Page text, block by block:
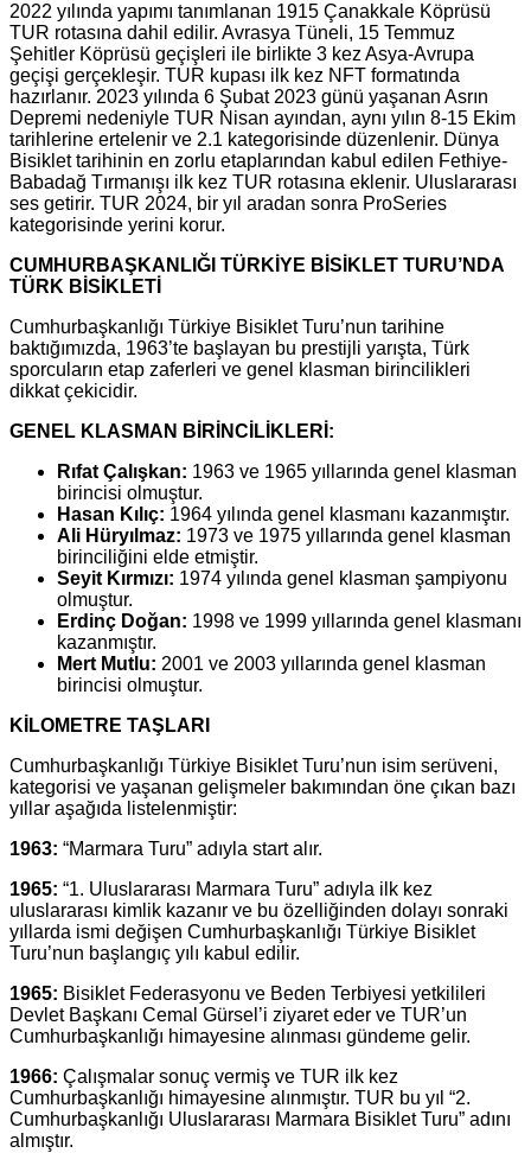
2022 yılında yapımı tanımlanan 1915 Çanakkale Köprüsü
TUR rotasına dahil edilir. Avrasya Tüneli, 15 Temmuz
Şehitler Köprüsü geçişleri ile birlikte 3 kez Asya-Avrupa
geçişi gerçekleşir. TUR kupası ilk kez NFT formatında
hazırlanır. 2023 yılında 6 Şubat 2023 günü yaşanan Asrın
Depremi nedeniyle TUR Nisan ayından, aynı yılın 8-15 Ekim
tarihlerine ertelenir ve 2.1 kategorisinde düzenlenir. Dünya
Bisiklet tarihinin en zorlu etaplarından kabul edilen Fethiye-
Babadağ Tırmanışı ilk kez TUR rotasına eklenir. Uluslararası
ses getirir. TUR 2024, bir yıl aradan sonra ProSeries
kategorisinde yerini korur.
CUMHURBAŞKANLIĞI TÜRKİYE BİSİKLET TURU’NDA
TÜRK BİSİKLETİ
Cumhurbaşkanlığı Türkiye Bisiklet Turu’nun tarihine
baktığımızda, 1963’te başlayan bu prestijli yarışta, Türk
sporcuların etap zaferleri ve genel klasman birincilikleri
dikkat çekicidir.
GENEL KLASMAN BİRİNCİLİKLERİ:
Rıfat Çalışkan: 1963 ve 1965 yıllarında genel klasman
birincisi olmuştur.
Hasan Kılıç: 1964 yılında genel klasmanı kazanmıştır.
Ali Hüryılmaz: 1973 ve 1975 yıllarında genel klasman
birinciliğini elde etmiştir.
Seyit Kırmızı: 1974 yılında genel klasman şampiyonu
olmuştur.
Erdinç Doğan: 1998 ve 1999 yıllarında genel klasmanı
kazanmıştır.
Mert Mutlu: 2001 ve 2003 yıllarında genel klasman
birincisi olmuştur.
KİLOMETRE TAŞLARI
Cumhurbaşkanlığı Türkiye Bisiklet Turu’nun isim serüveni,
kategorisi ve yaşanan gelişmeler bakımından öne çıkan bazı
yıllar aşağıda listelenmiştir:
1963: “Marmara Turu” adıyla start alır.
1965: “1. Uluslararası Marmara Turu” adıyla ilk kez
uluslararası kimlik kazanır ve bu özelliğinden dolayı sonraki
yıllarda ismi değişen Cumhurbaşkanlığı Türkiye Bisiklet
Turu’nun başlangıç yılı kabul edilir.
1965: Bisiklet Federasyonu ve Beden Terbiyesi yetkilileri
Devlet Başkanı Cemal Gürsel’i ziyaret eder ve TUR’un
Cumhurbaşkanlığı himayesine alınması gündeme gelir.
1966: Çalışmalar sonuç vermiş ve TUR ilk kez
Cumhurbaşkanlığı himayesine alınmıştır. TUR bu yıl “2.
Cumhurbaşkanlığı Uluslararası Marmara Bisiklet Turu” adını
almıştır.